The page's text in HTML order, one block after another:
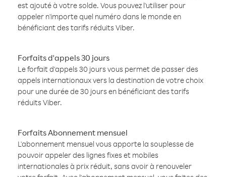
est ajouté à votre solde. Vous pouvez l'utiliser pour
appeler n'importe quel numéro dans le monde en
bénéficiant des tarifs réduits Viber.
Forfaits d'appels 30 jours
Le forfait d'appels 30 jours vous permet de passer des
appels internationaux vers la destination de votre choix
pour une durée de 30 jours en bénéficiant des tarifs
réduits Viber.
Forfaits Abonnement mensuel
L'abonnement mensuel vous apporte la souplesse de
pouvoir appeler des lignes fixes et mobiles
internationales à prix réduit, sans avoir à renouveler